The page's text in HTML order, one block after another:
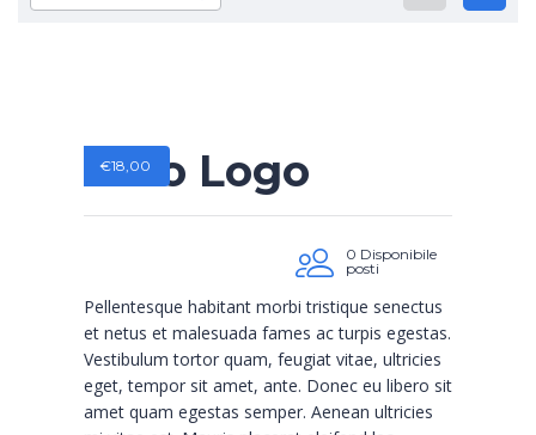
€18,00
Woo Logo
0 Disponibile
posti
Pellentesque habitant morbi tristique senectus
et netus et malesuada fames ac turpis egestas.
Vestibulum tortor quam, feugiat vitae, ultricies
eget, tempor sit amet, ante. Donec eu libero sit
amet quam egestas semper. Aenean ultricies